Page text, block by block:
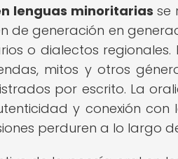
lenguas minoritarias se
de generación en
o dialectos
mitos y otros
por escrito. La
y conexión
perduren a lo largo